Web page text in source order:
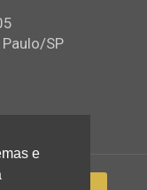
SP
e